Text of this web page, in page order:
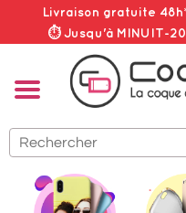
Livraison gratuite
⏱ Jusqu'à MINUIT-